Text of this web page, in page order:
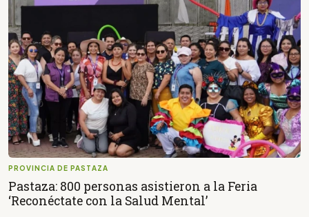
PROVINCIA DE PASTAZA
Pastaza: 800 personas asistieron a la Feria
‘Reconéctate con la Salud Mental’
¿En que consiste la
tasa minera que rige en
Ecuador?